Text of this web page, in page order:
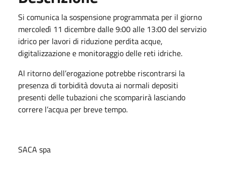
Si comunica la sospensione programmata per il giorno
mercoledì 11 dicembre dalle 9:00 alle 13:00 del servizio
idrico per lavori di riduzione perdita acque,
digitalizzazione e monitoraggio delle reti idriche.
Al ritorno dell’erogazione potrebbe riscontrarsi la
presenza di torbidità dovuta ai normali depositi
presenti delle tubazioni che scomparirà lasciando
correre l’acqua per breve tempo.
SACA spa